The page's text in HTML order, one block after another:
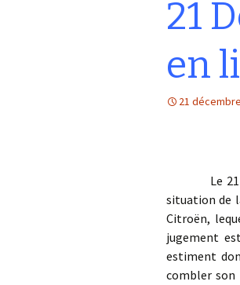
21
en
21
Le 21
situation de
Citroën,
jugement
estiment
combler son